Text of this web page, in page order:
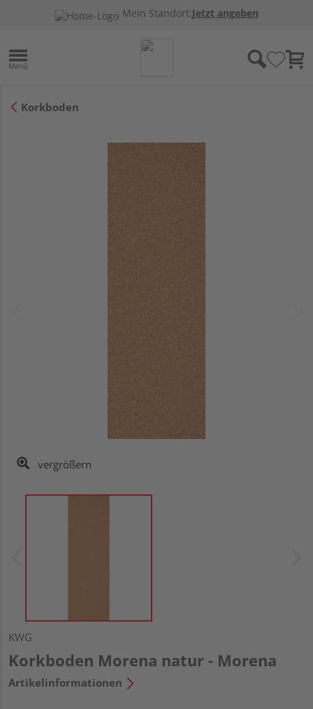
Mein Standort:Jetzt angeben
Korkboden
vergrößern
KWG
Korkboden Morena natur - Morena
Artikelinformationen